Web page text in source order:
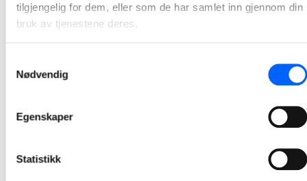
tilgjengelig for dem, eller som de har samlet inn gjennom din
bruk av tjenestene deres.
Nødvendig
Egenskaper
Statistikk
NCC reduserer CO2-utslipp fra asfaltfabrikker med
NCC Industry bygger om to asfaltfabrikker og tar i bruk trepellets som fyringskilde i asfaltproduksjon. Ut fra planlagt produksjon ved de to fabrikkene, estimeres en CO2-reduksjon på nærmere 4 200 tonn CO2, som tilsvarer nærmere 80 prosent reduksjon av utslippet.